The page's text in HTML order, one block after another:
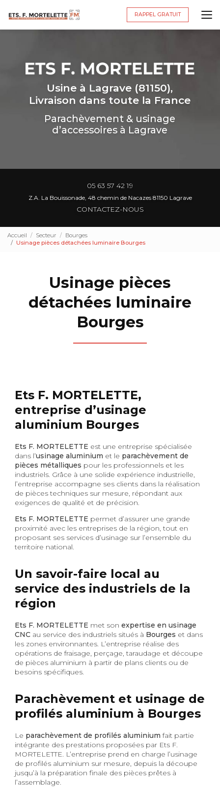
principal
RAPPEL GRATUIT
Usine à Lagrave (81150),
Livraison dans toute la France
Parachèvement & usinage
d’accessoires à Lagrave
05 63 57 42 19
Z.A. La Bouissonade, 48 chemin de Nacazes 81150 Lagrave
CONTACTEZ-NOUS
Accueil Secteur
Bourges
Usinage pièces détachées luminaire Bourges
Usinage pièces
détachées luminaire
Bourges
Ets F. MORTELETTE,
entreprise d’usinage
aluminium Bourges
Ets F. MORTELETTE est une entreprise spécialisée
dans l’usinage aluminium et le parachèvement de
pièces métalliques pour les professionnels et les
industriels. Grâce à une solide expérience industrielle,
l’entreprise accompagne ses clients dans la réalisation
de pièces techniques sur mesure, répondant aux
exigences de qualité et de précision.
Ets F. MORTELETTE permet d’assurer une grande
proximité avec les entreprises de la région, tout en
proposant ses services d’usinage sur l’ensemble du
territoire national.
Un savoir-faire local au
service des industriels de la
région
Ets F. MORTELETTE met son expertise en usinage
CNC au service des industriels situés à Bourges et dans
les zones environnantes. L’entreprise réalise des
opérations de fraisage, perçage, taraudage et découpe
de pièces aluminium à partir de plans clients ou de
besoins spécifiques.
Parachèvement et usinage de
profilés aluminium à Bourges
Le parachèvement de profilés aluminium fait partie
intégrante des prestations proposées par Ets F.
MORTELETTE. L’entreprise prend en charge l’usinage
de profilés aluminium sur mesure, depuis la découpe
jusqu’à la préparation finale des pièces prêtes à
l’assemblage.